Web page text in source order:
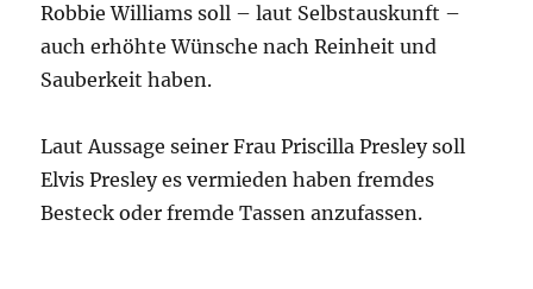
Robbie Williams soll – laut Selbstauskunft –
auch erhöhte Wünsche nach Reinheit und
Sauberkeit haben.
Laut Aussage seiner Frau Priscilla Presley soll
Elvis Presley es vermieden haben fremdes
Besteck oder fremde Tassen anzufassen.